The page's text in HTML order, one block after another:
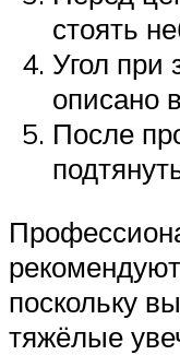
стоять
Угол при
описано
После
поскольку
тяжёлые